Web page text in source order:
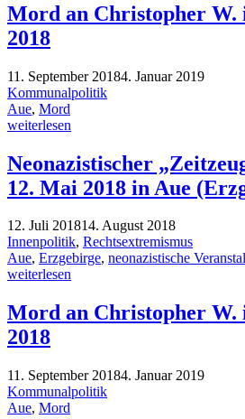
Mord an Christopher
2018
11. September 20184. Januar 2019
Kommunalpolitik
Aue, Mord
weiterlesen
Neonazistischer
12. Mai 2018 in Aue
12. Juli 201814. August 2018
Innenpolitik, Rechtsextremismus
Aue, Erzgebirge, neonazistische
weiterlesen
Mord an Christopher
2018
11. September 20184. Januar 2019
Kommunalpolitik
Aue, Mord